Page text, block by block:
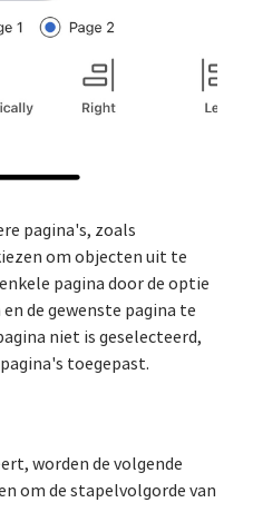
pagina's, zoals
om objecten uit te
pagina door de optie
de gewenste pagina te
niet is geselecteerd,
toegepast.
worden de volgende
om de stapelvolgorde van